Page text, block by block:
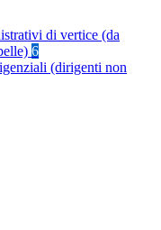
di vertice (da
6
(dirigenti non